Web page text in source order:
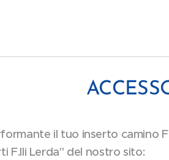
il tuo inserto camino
F.lli Lerda" del nostro sito: